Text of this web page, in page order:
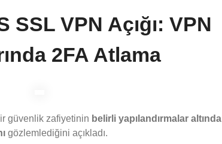
SSL VPN Açığı: VPN
2FA Atlama
güvenlik zafiyetinin belirli yapılandırmalar altında
gözlemlediğini açıkladı.